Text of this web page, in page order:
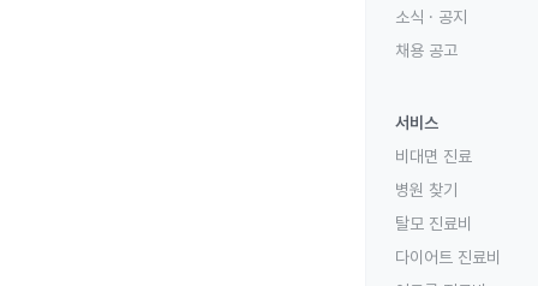
소식 · 공지
채용 공고
서비스
비대면 진료
병원 찾기
탈모 진료비
다이어트 진료비